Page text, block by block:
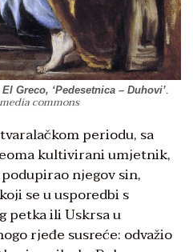
Greco, ‘Pedesetnica – Duhovi’.
commons
periodu, sa
kultivirani umjetnik,
njegov sin,
se u usporedbi s
petka ili Uskrsa u
rjeđe susreće: odvažio